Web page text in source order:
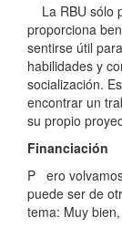
La RBU sólo
proporciona
sentirse útil
habilidades y
socialización.
encontrar un
su propio
Financiación
P ero
puede ser de
tema: Muy